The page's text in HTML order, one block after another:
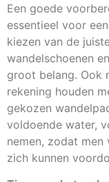
Een goede
essentieel voor
kiezen van de
wandelschoenen
groot belang. Ook
rekening houden
gekozen
voldoende water,
nemen, zodat
zich kunnen